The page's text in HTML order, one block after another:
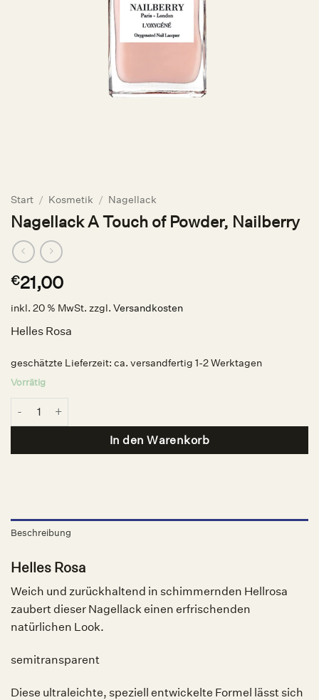
Start / Kosmetik / Nagellack
Nagellack A Touch of Powder, Nailberry
€21,00
inkl. 20 % MwSt. zzgl. Versandkosten
Helles Rosa
geschätzte Lieferzeit: ca. versandfertig 1-2 Werktagen
Vorrätig
Nagellack A Touch of Powder, Nailberry Menge
In den Warenkorb
Beschreibung
Helles Rosa
Weich und zurückhaltend in schimmernden Hellrosa
zaubert dieser Nagellack einen erfrischenden
natürlichen Look.
semitransparent
Diese ultraleichte, speziell entwickelte Formel lässt sich